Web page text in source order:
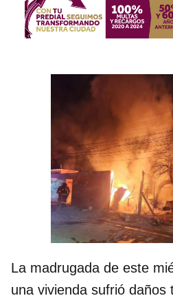
La madrugada de este
una vivienda sufrió daños